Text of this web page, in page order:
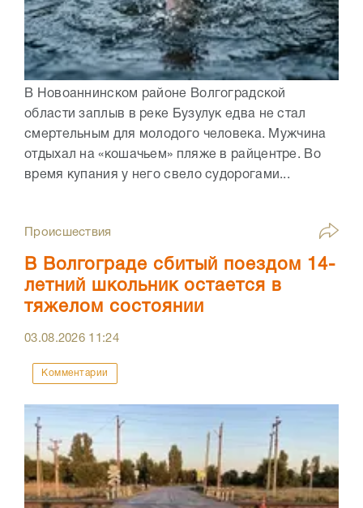
В Новоаннинском районе Волгоградской
области заплыв в реке Бузулук едва не стал
смертельным для молодого человека. Мужчина
отдыхал на «кошачьем» пляже в райцентре. Во
время купания у него свело судорогами...
Происшествия
В Волгограде сбитый поездом 14-
летний школьник остается в
тяжелом состоянии
03.08.2026 11:24
Комментарии